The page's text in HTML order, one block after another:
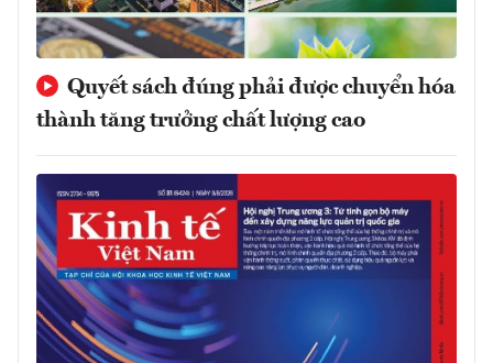
Quyết sách đúng phải được chuyển hóa
thành tăng trưởng chất lượng cao